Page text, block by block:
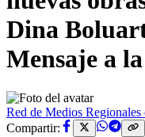
Dina
Mensaje a
Red de Medios Regionales
Compartir: